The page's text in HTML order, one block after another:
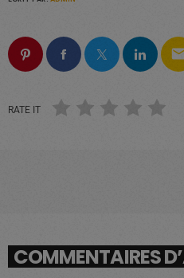
RATE IT
COMMENTAIRES